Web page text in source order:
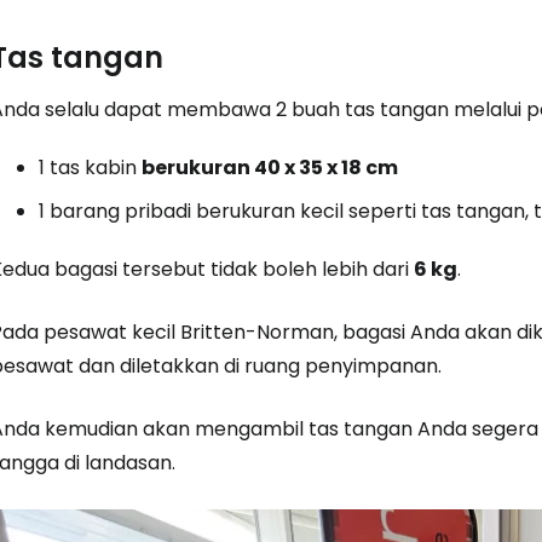
tangan
selalu dapat membawa 2 buah tas tangan melalui
1 tas kabin berukuran 40 x 35 x 18 cm
1 barang pribadi berukuran kecil seperti tas
bagasi tersebut tidak boleh lebih dari 6 kg.
pesawat kecil Britten-Norman, bagasi Anda akan
dan diletakkan di ruang penyimpanan.
kemudian akan mengambil tas tangan Anda
di landasan.